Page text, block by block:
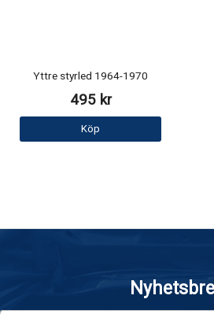
Yttre styrled 1964-1970
495 kr
Köp